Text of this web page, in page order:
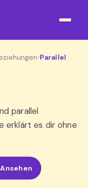
›Parallel
parallel
erklärt es dir ohne
Ansehen